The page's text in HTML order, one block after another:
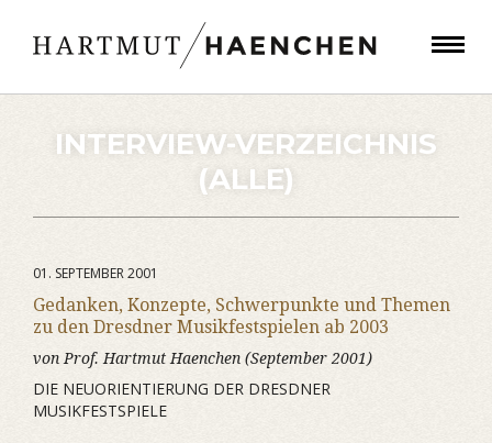
INTERVIEW-VERZEICHNIS
(ALLE)
01. SEPTEMBER 2001
Gedanken, Konzepte, Schwerpunkte und Themen
zu den Dresdner Musikfestspielen ab 2003
von Prof. Hartmut Haenchen (September 2001)
DIE NEUORIENTIERUNG DER DRESDNER
MUSIKFESTSPIELE